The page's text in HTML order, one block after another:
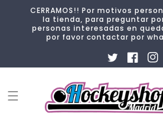
directamente
al contenido
CERRAMOS!! Por motivos
la tienda, para preguntar
personas interesadas en
por favor contactar por
Twitter